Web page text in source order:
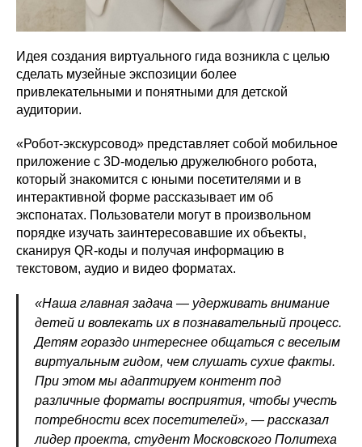
Идея создания виртуального гида возникла с целью
сделать музейные экспозиции более
привлекательными и понятными для детской
аудитории.
«Робот-экскурсовод» представляет собой мобильное
приложение с 3D-моделью дружелюбного робота,
который знакомится с юными посетителями и в
интерактивной форме рассказывает им об
экспонатах. Пользователи могут в произвольном
порядке изучать заинтересовавшие их объекты,
сканируя QR-коды и получая информацию в
текстовом, аудио и видео форматах.
«Наша главная задача — удерживать внимание
детей и вовлекать их в познавательный процесс.
Детям гораздо интереснее общаться с веселым
виртуальным гидом, чем слушать сухие факты.
При этом мы адаптируем контент под
различные форматы восприятия, чтобы учесть
потребности всех посетителей», — рассказал
лидер проекта, студент Московского Политеха